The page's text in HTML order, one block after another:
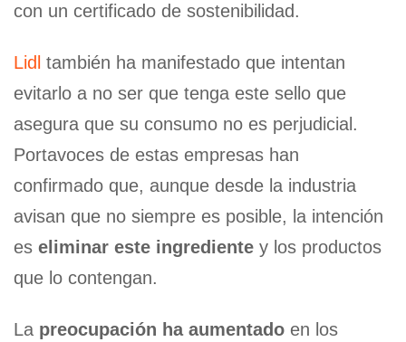
con un certificado de sostenibilidad.
Lidl también ha manifestado que intentan
evitarlo a no ser que tenga este sello que
asegura que su consumo no es perjudicial.
Portavoces de estas empresas han
confirmado que, aunque desde la industria
avisan que no siempre es posible, la intención
es eliminar este ingrediente y los productos
que lo contengan.
La preocupación ha aumentado en los